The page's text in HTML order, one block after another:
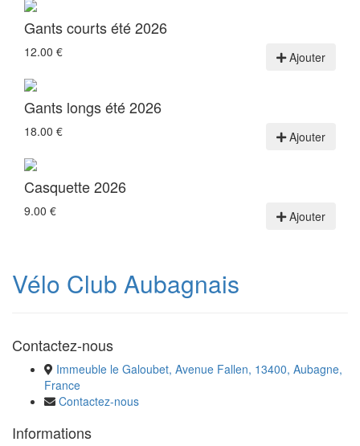
Gants courts été 2026
12.00 € Ajouter
Gants longs été 2026
18.00 € Ajouter
Casquette 2026
9.00 € Ajouter
Vélo Club Aubagnais
Contactez-nous
Immeuble le Galoubet, Avenue Fallen, 13400, Aubagne,
France
Contactez-nous
Informations